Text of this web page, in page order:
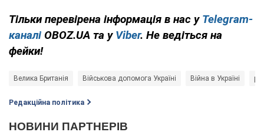
Тільки перевірена інформація в нас у Telegram-
каналі OBOZ.UA та у Viber. Не ведіться на
фейки!
Велика Британія Військова допомога Україні Війна в Україні
Редакційна політика